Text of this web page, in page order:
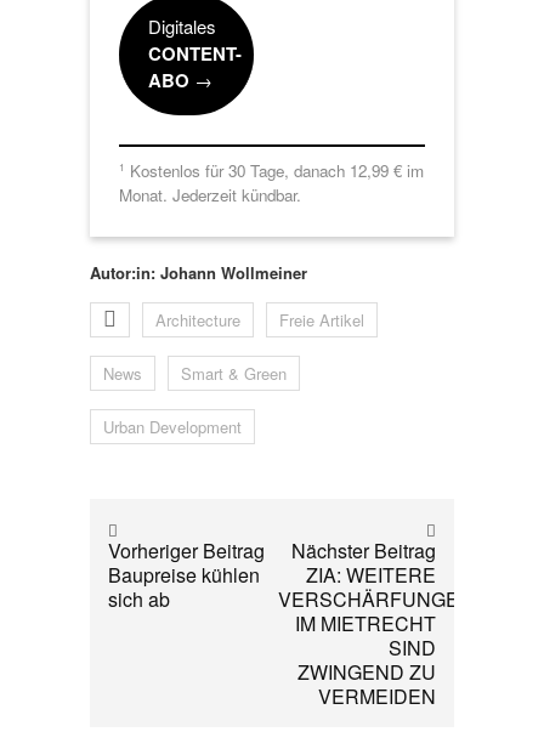
Digitales
CONTENT-
ABO →
1 Kostenlos für 30 Tage, danach 12,99 € im
Monat. Jederzeit kündbar.
Autor:in: Johann Wollmeiner
Architecture Freie Artikel
News Smart & Green
Urban Development
Vorheriger Beitrag
Baupreise kühlen
sich ab
Nächster Beitrag
ZIA: WEITERE
VERSCHÄRFUNGEN
IM MIETRECHT
SIND
ZWINGEND ZU
VERMEIDEN